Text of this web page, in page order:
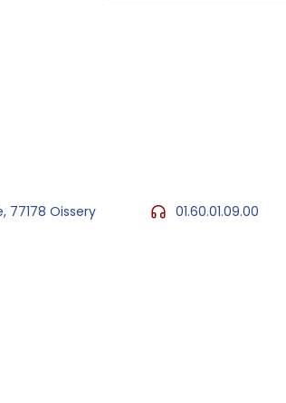
77178 Oissery 01.60.01.09.00